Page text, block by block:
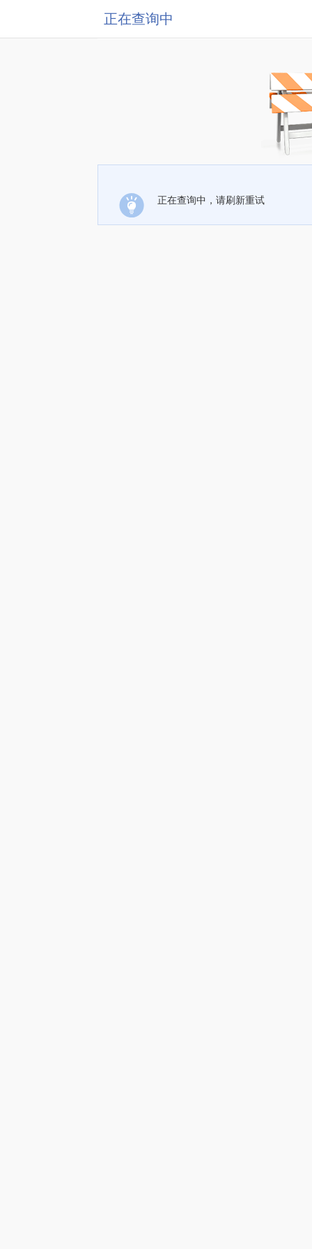
正在查询中
正在查询中，请刷新重试